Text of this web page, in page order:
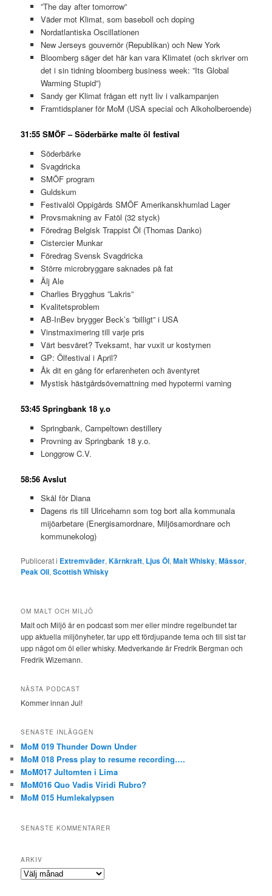
”The day after tomorrow”
Väder mot Klimat, som baseboll och doping
Nordatlantiska Oscillationen
New Jerseys gouvernör (Republikan) och New York
Bloomberg säger det här kan vara Klimatet (och skriver om
det i sin tidning bloomberg business week: ”Its Global
Warming Stupid”)
Sandy ger Klimat frågan ett nytt liv i valkampanjen
Framtidsplaner för MoM (USA special och Alkoholberoende)
31:55 SMÖF – Söderbärke malte öl festival
Söderbärke
Svagdricka
SMÖF program
Guldskum
Festivalöl Oppigårds SMÖF Amerikanskhumlad Lager
Provsmakning av Fatöl (32 styck)
Föredrag Belgisk Trappist Öl (Thomas Danko)
Cistercier Munkar
Föredrag Svensk Svagdricka
Större microbryggare saknades på fat
Älj Ale
Charlies Brygghus ”Lakris”
Kvalitetsproblem
AB-InBev brygger Beck’s ”billigt” i USA
Vinstmaximering till varje pris
Värt besväret? Tveksamt, har vuxit ur kostymen
GP: Ölfestival i April?
Åk dit en gång för erfarenheten och äventyret
Mystisk hästgårdsövernattning med hypotermi varning
53:45 Springbank 18 y.o
Springbank, Campeltown destillery
Provning av Springbank 18 y.o.
Longgrow C.V.
58:56 Avslut
Skål för Diana
Dagens ris till Ulricehamn som tog bort alla kommunala
mijöarbetare (Energisamordnare, Miljösamordnare och
kommunekolog)
Publicerat i Extremväder,Kärnkraft, Ljus Öl,Malt Whisky,Mässor,
Peak Oil,Scottish Whisky
OM MALT OCH MILJÖ
Malt och Miljö är en podcast som mer eller mindre regelbundet tar
upp aktuella miljönyheter, tar upp ett fördjupande tema och till sist tar
upp något om öl eller whisky. Medverkande är Fredrik Bergman och
Fredrik Wizemann.
NÄSTA PODCAST
Kommer innan Jul!
SENASTE INLÄGGEN
MoM 019 Thunder Down Under
MoM 018 Press play to resume recording….
MoM017 Jultomten i Lima
MoM016 Quo Vadis Viridi Rubro?
MoM 015 Humlekalypsen
SENASTE KOMMENTARER
ARKIV
Arkiv